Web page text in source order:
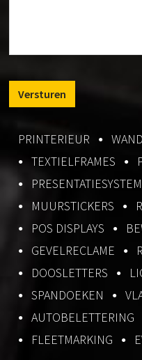
PRINTERIEUR
TEXTIELFRAMES
MUURSTICKERS
POS DISPLAYS
GEVELRECLAME
DOOSLETTERS
SPANDOEKEN
AUTOBELETTERING
FLEETMARKING